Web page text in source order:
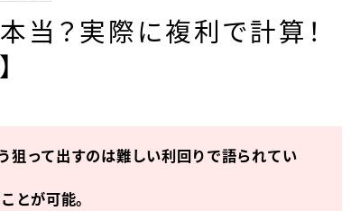
当？実際に複利で計算！
狙って出すのは難しい利回りで語られてい
とが可能。